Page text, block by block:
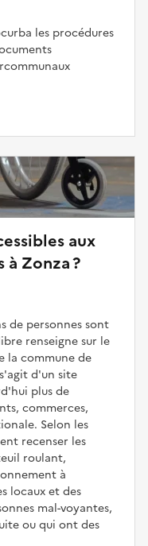
les procédures
aux
à Zonza ?
de personnes sont
renseigne sur le
la commune de
d'un site
plus de
commerces,
Selon les
recenser les
roulant,
à
locaux et des
mal-voyantes,
ou qui ont des